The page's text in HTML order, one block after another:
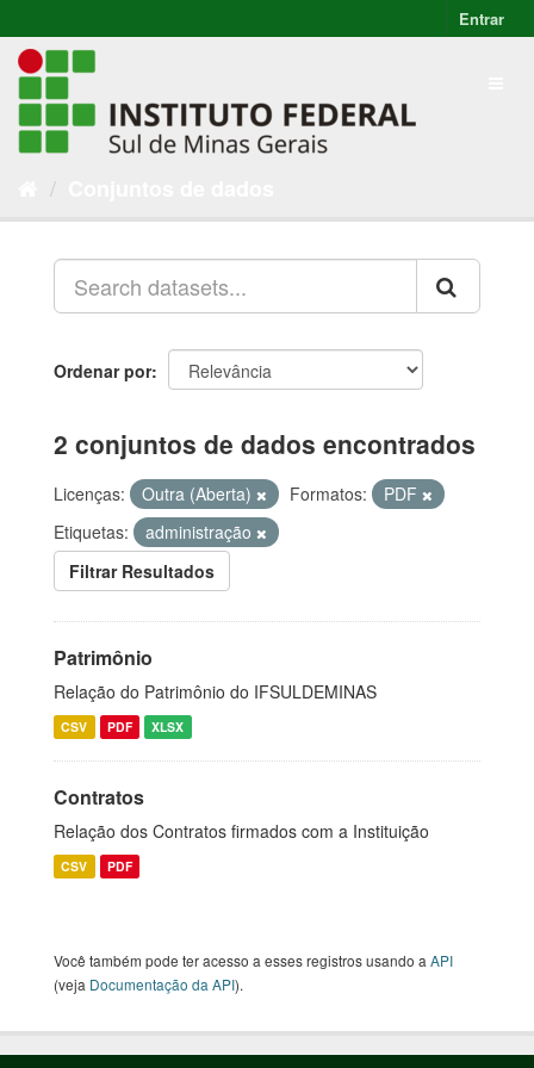
Entrar
Ordenar por
2 conjuntos de dados encontrados
Licenças: Outra (Aberta) Formatos:
PDF
Etiquetas:
administração
Filtrar Resultados
Patrimônio
Relação do Patrimônio do IFSULDEMINAS
CSV PDF XLSX
Contratos
Relação dos Contratos firmados com a Instituição
CSV PDF
Você também pode ter acesso a esses registros usando a API
(veja Documentação da API).